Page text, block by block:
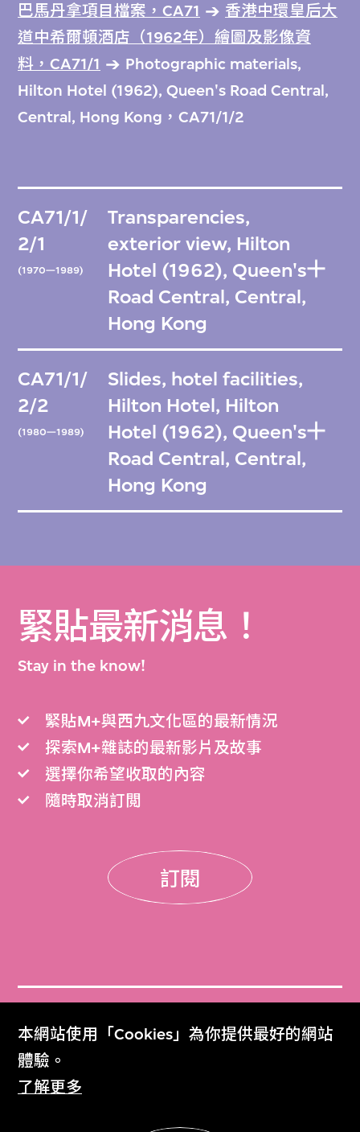
本網站使用「Cookies」為你提供最好的網站
體驗。
了解更多
巴馬丹拿項目檔案，CA71
香港中環皇后大
道中希爾頓酒店（1962年）繪圖及影像資
料，CA71/1
Photographic materials,
Hilton Hotel (1962), Queen's Road Central,
Central, Hong Kong，CA71/1/2
CA71/1/
2/1
(1970—1989)
Transparencies,
exterior view, Hilton
Hotel (1962), Queen's
Road Central, Central,
Hong Kong
CA71/1/
2/2
(1980—1989)
Slides, hotel facilities,
Hilton Hotel, Hilton
Hotel (1962), Queen's
Road Central, Central,
Hong Kong
緊貼最新消息！
Stay in the know!
緊貼M+與西九文化區的最新情況
探索M+雜誌的最新影片及故事
選擇你希望收取的內容
隨時取消訂閲
訂閱
門票
Get Tickets
M+雜誌